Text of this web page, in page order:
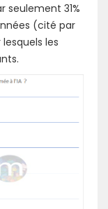
seulement 31%
(cité par
les